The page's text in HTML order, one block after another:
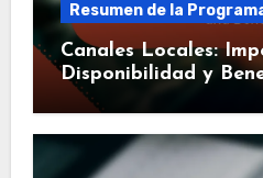
Resumen de la
Canales Locales:
Disponibilidad y